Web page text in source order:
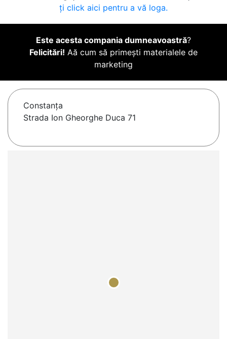
ți click aici pentru a vă loga.
Este acesta compania dumneavoastră?
Felicitări! Aă cum să primești materialele de
marketing
Constanţa
Strada Ion Gheorghe Duca 71